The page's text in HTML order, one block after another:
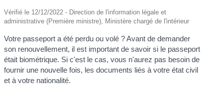
Vérifié le 12/12/2022 - Direction de l'information légale et
administrative (Première ministre), Ministère chargé de l'intérieur
Votre passeport a été perdu ou volé ? Avant de demander
son renouvellement, il est important de savoir si le passeport
était biométrique. Si c'est le cas, vous n'aurez pas besoin de
fournir une nouvelle fois, les documents liés à votre état civil
et à votre nationalité.